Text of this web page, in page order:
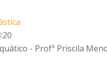
- Profª Priscila